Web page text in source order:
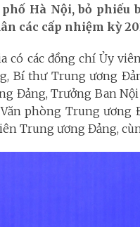
Hà Nội, bỏ phiếu
các cấp nhiệm kỳ
có các đồng chí Ủy
Bí thư Trung ương
Đảng, Trưởng Ban
phòng Trung ương
Trung ương Đảng,